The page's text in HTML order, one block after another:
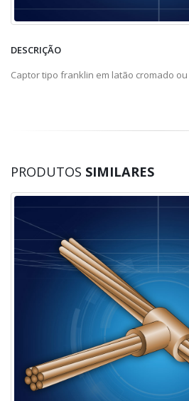
DESCRIÇÃO
Captor tipo franklin em latão cromado ou
PRODUTOS SIMILARES